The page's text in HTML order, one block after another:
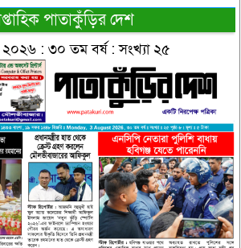
পাতাকুঁড়ির দেশ
: ৩০ তম বর্ষ : সংখ্যা ২৫